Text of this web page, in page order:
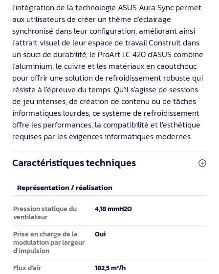
l'intégration de la technologie ASUS Aura Sync permet
aux utilisateurs de créer un thème d'éclairage
synchronisé dans leur configuration, améliorant ainsi
l'attrait visuel de leur espace de travail.Construit dans
un souci de durabilité, le ProArt LC 420 d'ASUS combine
l'aluminium, le cuivre et les matériaux en caoutchouc
pour offrir une solution de refroidissement robuste qui
résiste à l'épreuve du temps. Qu'il s'agisse de sessions
de jeu intenses, de création de contenu ou de tâches
informatiques lourdes, ce système de refroidissement
offre les performances, la compatibilité et l'esthétique
requises par les exigences informatiques modernes.
Caractéristiques techniques
Représentation / réalisation
Représentation / réalisation
Pression statique du
ventilateur
4,18 mmH2O
Prise en charge de la
modulation par largeur
d'impulsion
Oui
Flux d'air 182,5 m³/h